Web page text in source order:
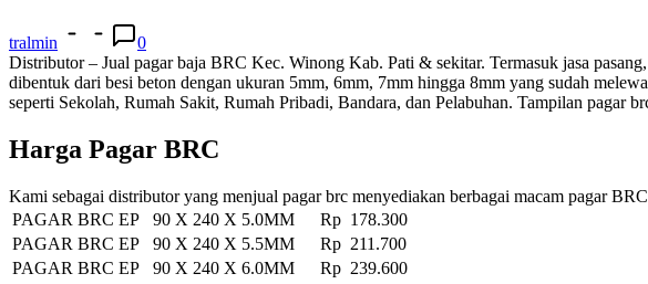
tralmin
0
Distributor – Jual pagar baja BRC Kec. Winong Kab. Pati & sekitar. Termasuk jasa
dibentuk dari besi beton dengan ukuran 5mm, 6mm, 7mm hingga 8mm yang sudah
seperti Sekolah, Rumah Sakit, Rumah Pribadi, Bandara, dan Pelabuhan. Tampilan pagar
Harga Pagar BRC
Kami sebagai distributor yang menjual pagar brc menyediakan berbagai macam pagar
PAGAR BRC EP 90 X 240 X 5.0MM
Rp 178.300
PAGAR BRC EP 90 X 240 X 5.5MM
Rp 211.700
PAGAR BRC EP 90 X 240 X 6.0MM
Rp 239.600